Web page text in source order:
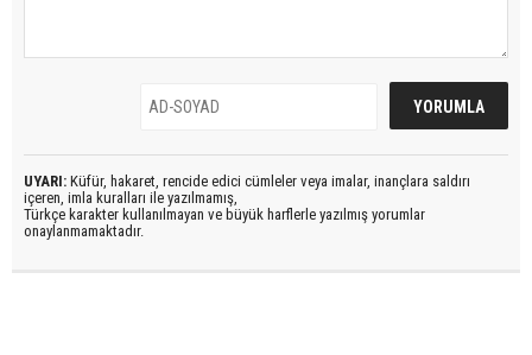
UYARI: Küfür, hakaret, rencide edici cümleler veya imalar, inançlara saldırı
içeren, imla kuralları ile yazılmamış,
Türkçe karakter kullanılmayan ve büyük harflerle yazılmış yorumlar
onaylanmamaktadır.